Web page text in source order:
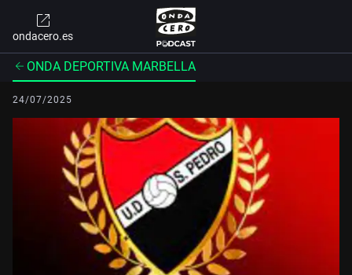
ondacero.es
ONDA DEPORTIVA MARBELLA
24/07/2025